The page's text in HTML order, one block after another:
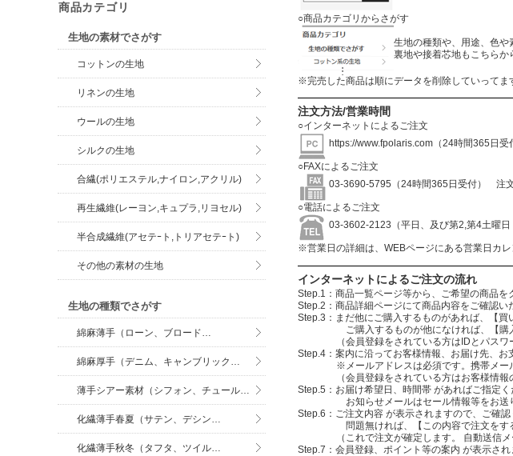
○商品カテゴリからさがす
生地の種類や、用途、色や
裏地や接着芯地もこちらか
※完売した商品は順にデータを削除していってま
注文方法/営業時間
○インターネットによるご注文
https://www.fpolaris.com （24時間365日受
○FAXによるご注文
03-3690-5795（24時間365日受付）
注
○電話によるご注文
03-3602-2123（平日、及び第2,第4土曜
※営業日の詳細は、WEBページにある営業日カ
インターネットによるご注文の流れ
Step.1：商品一覧ページ等から、ご希望の商品を
Step.2：商品詳細ページにて商品内容をご確認い
Step.3：まだ他にご購入するものがあれば、【買
ご購入するものが他になければ、【購入手
（会員登録をされている方はIDとパスワード
Step.4：案内に沿ってお客様情報、お届け先、お
※メールアドレスは必須です。携帯メールも
（会員登録をされている方はお客様情報の
Step.5：お届け希望日、時間帯 があればご指定く
お知らせメールはセール情報等をお送りし
Step.6：ご注文内容 が表示されますので、ご確
問題無ければ、【この内容で注文をする
（これで注文が確定します。 自動送信メー
Step.7：会員登録、ポイント等の案内 が表示され
商品カテゴリ
生地の素材でさがす
コットンの生地
リネンの生地
ウールの生地
シルクの生地
合繊(ポリエステル,ナイロン,アクリル)
再生繊維(レーヨン,キュプラ,リヨセル)
半合成繊維(アセテｰト,トリアセテｰト)
その他の素材の生地
生地の種類でさがす
綿麻薄手（ローン、ブロード…
綿麻厚手（デニム、キャンブリック…
薄手シアー素材（シフォン、チュール…
化繊薄手春夏（サテン、デシン…
化繊薄手秋冬（タフタ、ツイル…